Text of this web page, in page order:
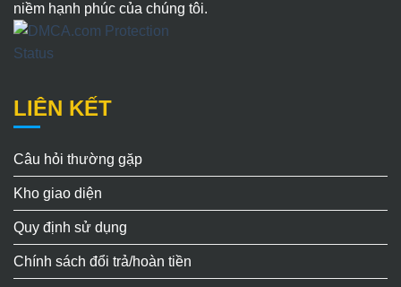
niềm hạnh phúc của chúng tôi.
LIÊN KẾT
Câu hỏi thường gặp
Kho giao diện
Quy định sử dụng
Chính sách đổi trả/hoàn tiền